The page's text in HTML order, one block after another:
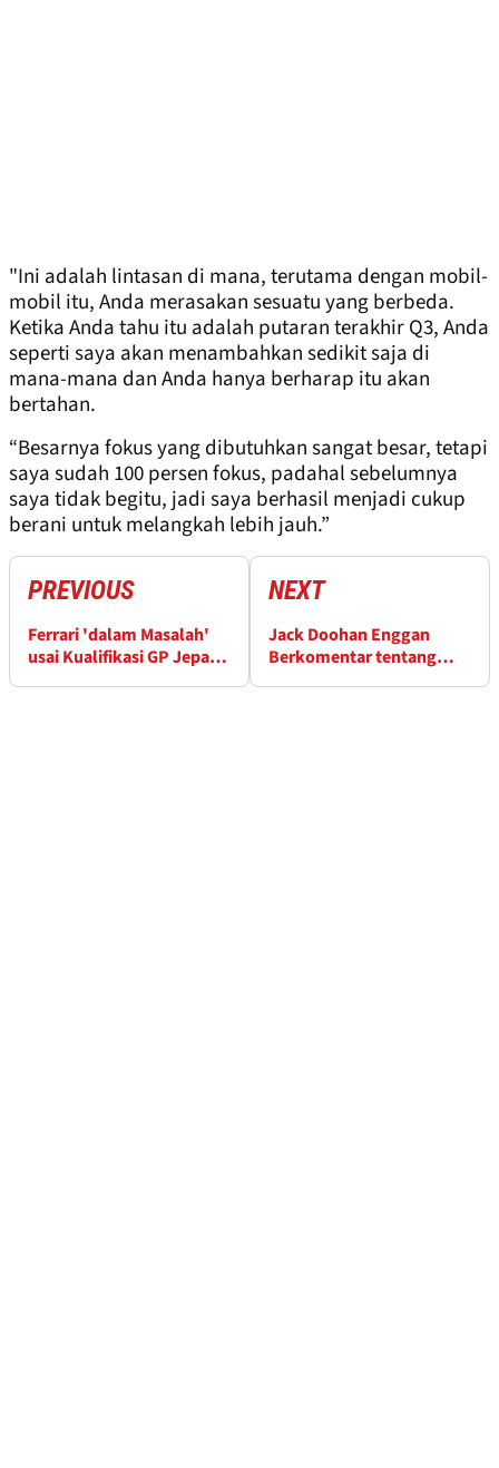
"Ini adalah lintasan di mana, terutama dengan mobil-
mobil itu, Anda merasakan sesuatu yang berbeda.
Ketika Anda tahu itu adalah putaran terakhir Q3, Anda
seperti saya akan menambahkan sedikit saja di
mana-mana dan Anda hanya berharap itu akan
bertahan.
“Besarnya fokus yang dibutuhkan sangat besar, tetapi
saya sudah 100 persen fokus, padahal sebelumnya
saya tidak begitu, jadi saya berhasil menjadi cukup
berani untuk melangkah lebih jauh.”
PREVIOUS
Ferrari 'dalam Masalah'
usai Kualifikasi GP Jepang
NEXT
Jack Doohan Enggan
Berkomentar tentang